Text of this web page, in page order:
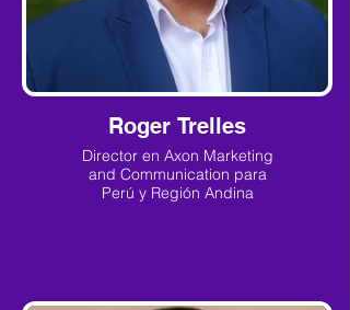
Roger Trelles
Director en Axon Marketing
and Communication para
Perú y Región Andina